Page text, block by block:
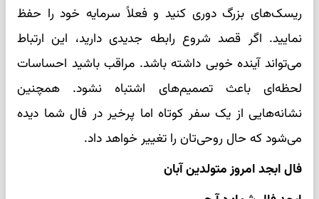
ریسک‌های بزرگ دوری کنید و فعلاً سرمایه خود را حفظ
نمایید. اگر قصد شروع رابطه جدیدی دارید، این ارتباط
می‌تواند آینده خوبی داشته باشد. مراقب باشید احساسات
لحظه‌ای باعث تصمیم‌های اشتباه نشود. همچنین
نشانه‌هایی از یک سفر کوتاه اما پرخیر در فال شما دیده
می‌شود که حال روحی‌تان را تغییر خواهد داد.
فال ابجد امروز متولدین آبان